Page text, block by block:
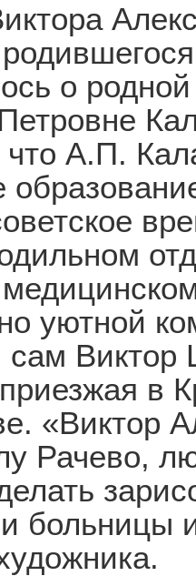
о
что А.П.
уютной
Виктор
приезжая
«Виктор
Рачево,